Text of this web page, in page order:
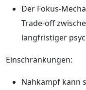
Der Fokus-
Trade-off
langfristiger
Einschränkungen:
Nahkampf kann